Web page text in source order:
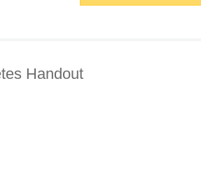
Handout